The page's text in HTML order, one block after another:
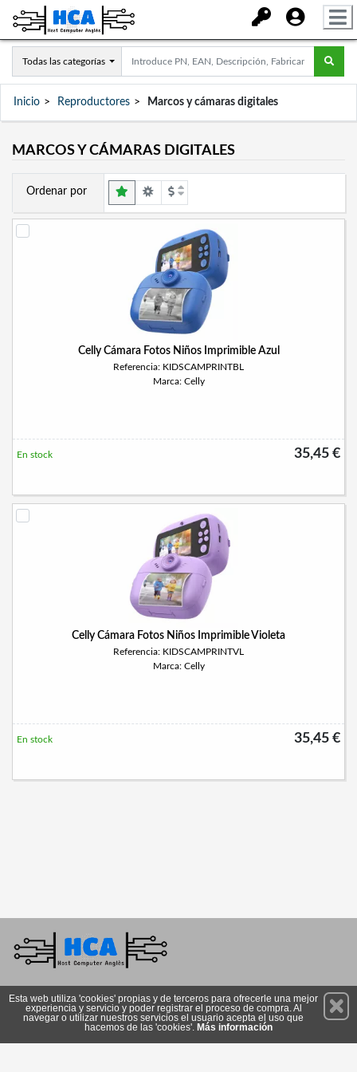
Todas las categorías
Inicio Reproductores Marcos y cámaras digitales
MARCOS Y CÁMARAS DIGITALES
Ordenar por
Celly Cámara Fotos Niños Imprimible Azul
Referencia: KIDSCAMPRINTBL
Marca: Celly
35,45 €
En stock
Celly Cámara Fotos Niños Imprimible Violeta
Referencia: KIDSCAMPRINTVL
Marca: Celly
35,45 €
En stock
Suscríbete
Esta web utiliza 'cookies' propias y de terceros para ofrecerle una mejor
experiencia y servicio y poder registrar el proceso de compra. Al
navegar o utilizar nuestros servicios el usuario acepta el uso que
hacemos de las 'cookies'. Más información